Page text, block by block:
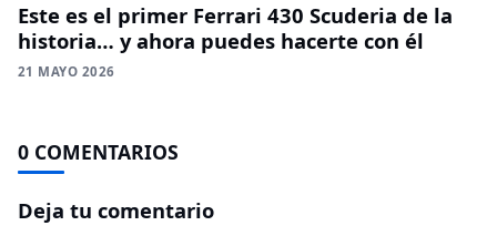
Este es el primer Ferrari 430 Scuderia de la
historia… y ahora puedes hacerte con él
21 MAYO 2026
0 COMENTARIOS
Deja tu comentario